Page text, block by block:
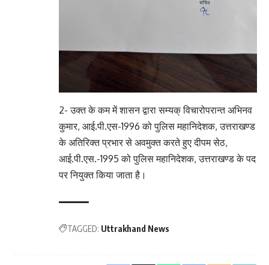
2- उक्त के कम में शासन द्वारा सम्यक् विचारोपरान्त अभिनव
कुमार, आई.पी.एस-1996 को पुलिस महानिदेशक, उत्तराखण्ड
के अतिरिक्त प्रभार से अवमुक्त करते हुए दीपम सेठ,
आई.पी.एस.-1995 को पुलिस महानिदेशक, उत्तराखण्ड के पद
पर नियुक्त किया जाता है।
TAGGED: Uttrakhand News